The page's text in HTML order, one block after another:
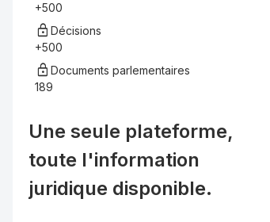
+500
Décisions
+500
Documents parlementaires
189
Une seule plateforme,
toute l'information
juridique disponible.